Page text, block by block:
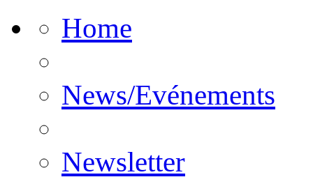
Home
News/Evénements
Newsletter